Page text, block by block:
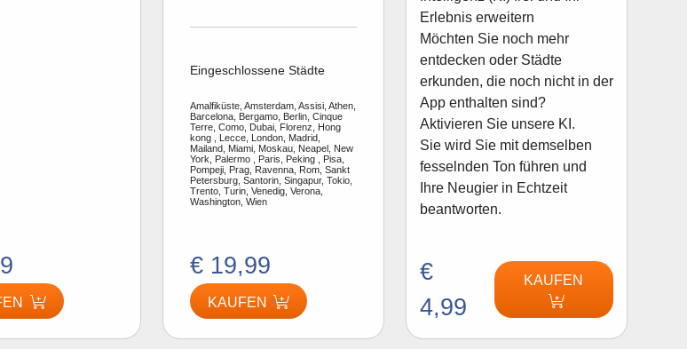
Eingeschlossene Städte
Amalfiküste, Amsterdam, Assisi, Athen,
Barcelona, Bergamo, Berlin, Cinque
Terre, Como, Dubai, Florenz, Hong
kong , Lecce, London, Madrid,
Mailand, Miami, Moskau, Neapel, New
York, Palermo , Paris, Peking , Pisa,
Pompeji, Prag, Ravenna, Rom, Sankt
Petersburg, Santorin, Singapur, Tokio,
Trento, Turin, Venedig, Verona,
Washington, Wien
€ 19,99
KAUFEN
Erlebnis erweitern
Möchten Sie noch mehr
entdecken oder Städte
erkunden, die noch nicht in der
App enthalten sind?
Aktivieren Sie unsere KI.
Sie wird Sie mit demselben
fesselnden Ton führen und
Ihre Neugier in Echtzeit
beantworten.
€
4,99
KAUFEN